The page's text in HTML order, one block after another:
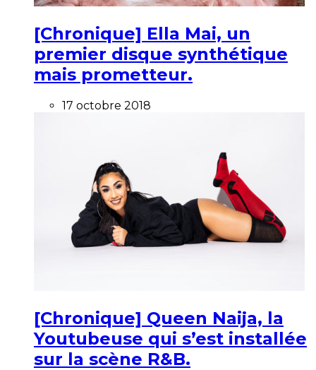
[Chronique] Ella Mai, un
premier disque synthétique
mais prometteur.
17 octobre 2018
[Chronique] Queen Naija, la
Youtubeuse qui s’est installée
sur la scène R&B.